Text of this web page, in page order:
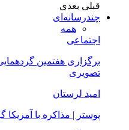
قبلی بعدی
چندرسانه‌ای
همه
اجتماعی
برگزاری هفتمین
تصویری
امید لرستان
پوستر | مذاکره با آمریکا